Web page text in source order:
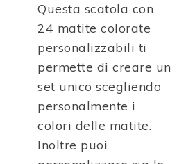
Questa scatola con
24 matite colorate
personalizzabili ti
permette di creare un
set unico scegliendo
personalmente i
colori delle matite.
Inoltre puoi